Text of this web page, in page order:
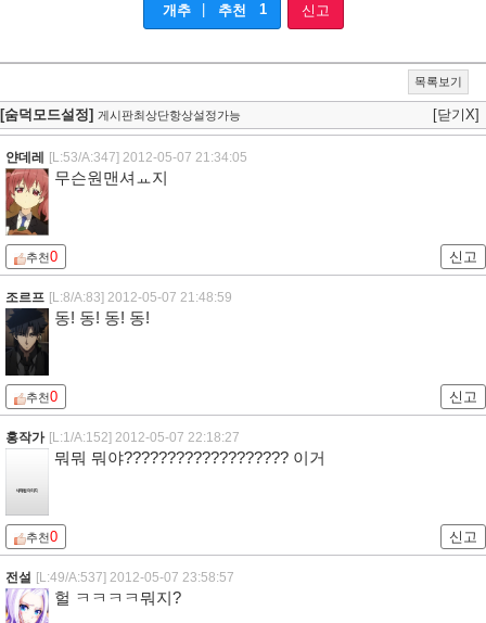
개추 추천 1 신고
목록보기
[숨덕모드설정] 게시판최상단항상설정가능 [닫기X]
얀데레 [L:53/A:347] 2012-05-07 21:34:05
무슨원맨셔ㅛ지
추천0 신고
조르프 [L:8/A:83] 2012-05-07 21:48:59
동! 동! 동! 동!
추천0 신고
홍작가 [L:1/A:152] 2012-05-07 22:18:27
뭐뭐 뭐야??????????????????? 이거
추천0 신고
전설 [L:49/A:537] 2012-05-07 23:58:57
헐 ㅋㅋㅋㅋ뭐지?